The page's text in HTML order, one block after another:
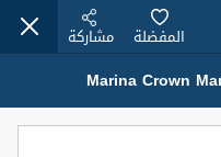
Marina Crown
المفضلة مشاركة